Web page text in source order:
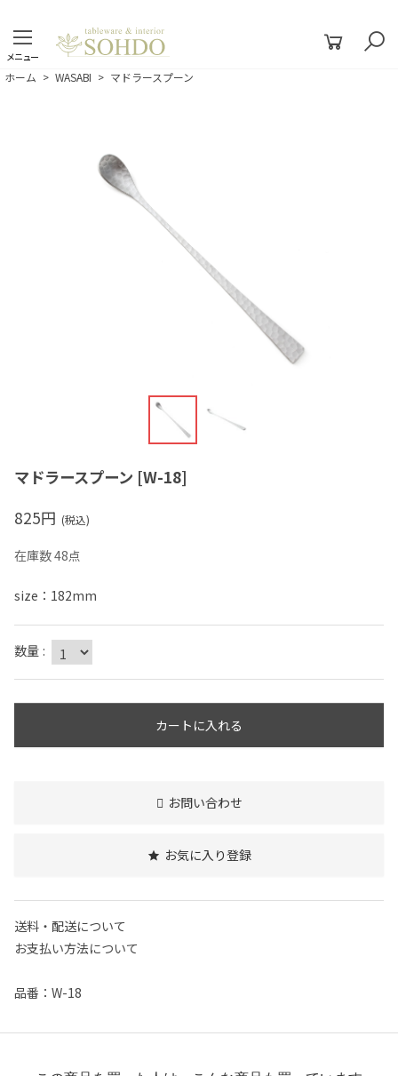
メニュー
ホーム > WASABI > マドラースプーン
マドラースプーン [W-18]
825円 (税込)
在庫数 48点
size：182mm
数量 :
カートに入れる
お問い合わせ
お気に入り登録
送料・配送について
お支払い方法について
品番：W-18